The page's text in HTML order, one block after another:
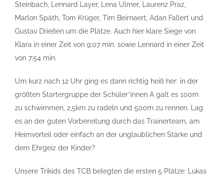
Steinbach, Lennard Layer, Lena Ulmer, Laurenz Praz,
Marlon Späth, Tom Krüger, Tim Beirnaert, Adan Fallert und
Gustav Drießen um die Plätze. Auch hier klare Siege von
Klara in einer Zeit von 9:07 min. sowie Lennard in einer Zeit
von 7:54 min.
Um kurz nach 12 Uhr ging es dann richtig heiß her: in der
größten Startergruppe der Schüler*innen A galt es 100m
zu schwimmen, 2,5km zu radeln und 500m zu rennen. Lag
es an der guten Vorbereitung durch das Trainerteam, am
Heimvorteil oder einfach an der unglaublichen Stärke und
dem Ehrgeiz der Kinder?
Unsere Trikids des TCB belegten die ersten 5 Plätze: Lukas